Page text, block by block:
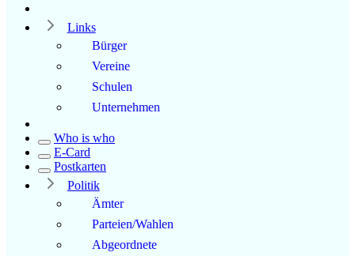
Links
Bürger
Vereine
Schulen
Unternehmen
Who is who
E-Card
Postkarten
Politik
Ämter
Parteien/Wahlen
Abgeordnete